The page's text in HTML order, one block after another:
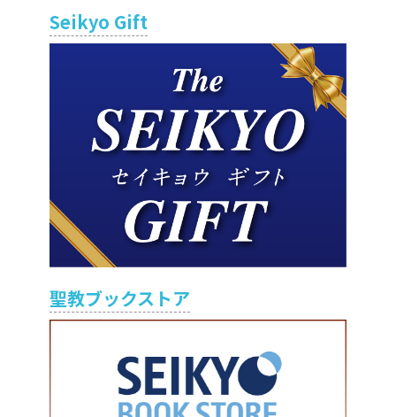
Seikyo Gift
聖教ブックストア